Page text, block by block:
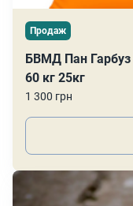
Продаж
БВМД Пан Гарбуз
60 кг 25кг
1 300 грн